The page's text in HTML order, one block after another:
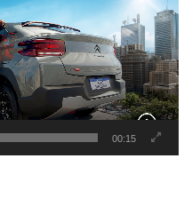
00:15